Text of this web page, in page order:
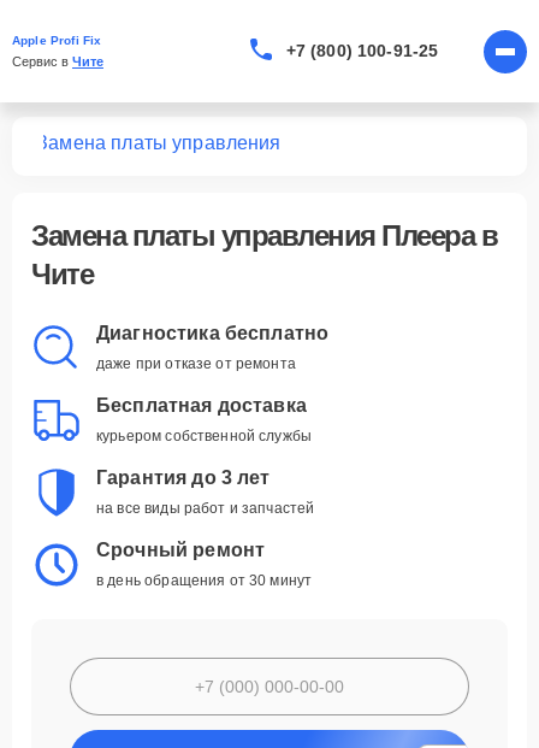
Apple Profi Fix
Сервис в Чите
+7 (800) 100-91-25
Замена платы управления
Замена платы управления Плеера в
Чите
Диагностика бесплатно
даже при отказе от ремонта
Бесплатная доставка
курьером собственной службы
Гарантия до 3 лет
на все виды работ и запчастей
Срочный ремонт
в день обращения от 30 минут